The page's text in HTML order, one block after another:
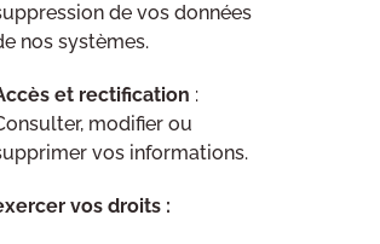
de vos données
nos systèmes.
et rectification :
modifier ou
vos informations.
vos droits :